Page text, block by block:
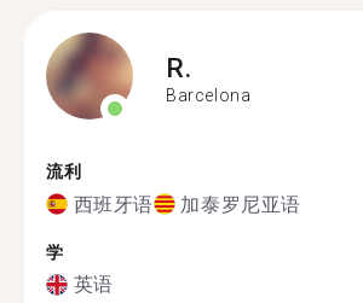
R.
Barcelona
流利
西班牙语 加泰罗尼亚语
学
英语